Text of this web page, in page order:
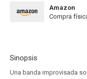
Amazon
Compra
Sinopsis
Una banda improvisada